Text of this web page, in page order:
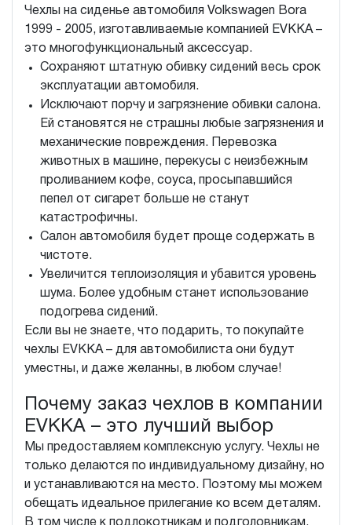
Чехлы на сиденье автомобиля Volkswagen Bora
1999 - 2005, изготавливаемые компанией EVKKA –
это многофункциональный аксессуар.
Сохраняют штатную обивку сидений весь срок
эксплуатации автомобиля.
Исключают порчу и загрязнение обивки салона.
Ей становятся не страшны любые загрязнения и
механические повреждения. Перевозка
животных в машине, перекусы с неизбежным
проливанием кофе, соуса, просыпавшийся
пепел от сигарет больше не станут
катастрофичны.
Салон автомобиля будет проще содержать в
чистоте.
Увеличится теплоизоляция и убавится уровень
шума. Более удобным станет использование
подогрева сидений.
Если вы не знаете, что подарить, то покупайте
чехлы EVKKA – для автомобилиста они будут
уместны, и даже желанны, в любом случае!
Почему заказ чехлов в компании
EVKKA – это лучший выбор
Мы предоставляем комплексную услугу. Чехлы не
только делаются по индивидуальному дизайну, но
и устанавливаются на место. Поэтому мы можем
обещать идеальное прилегание ко всем деталям.
В том числе к подлокотникам и подголовникам,